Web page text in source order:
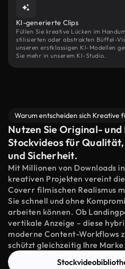
KI-generierte Clips
Füllen Sie kreative Lücken im
stilisierten oder abstrakten Büffel-
unseren erstklassigen KI-Modellen
Sie mehr in unserem KI-Studio.
Warum entscheiden sich Kreative
Nutzen Sie Original-
Stockvideos für
und Sicherheit.
Mit Millionen von Downloads
kreativen Projekten vereint
Coverr filmischen Realismus
Sie schnell und ohne
arbeiten können. Ob
vertikale Anzeige – diese
moderne Content-Workflows
schützt gleichzeitig Ihre